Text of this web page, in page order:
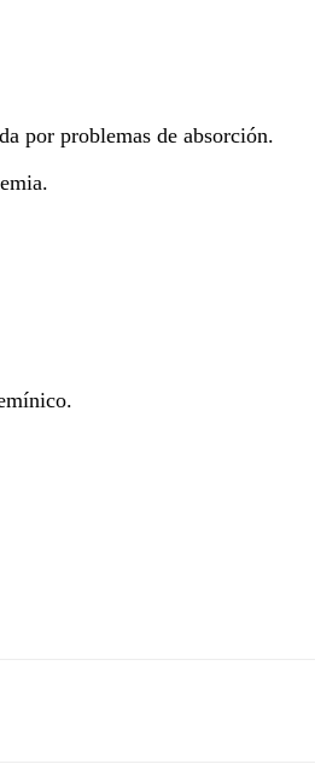
por problemas de absorción.